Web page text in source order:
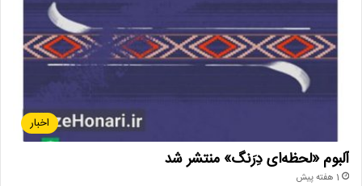
اخبار
آلبوم «لحظه‌ای دِرَنگ» منتشر شد
1 هفته پیش